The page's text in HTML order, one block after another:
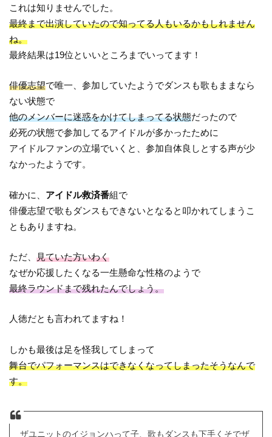
これは知りませんでした。
最終まで出演していたので知ってる人もいるかもしれません
ね。
最終結果は19位といいところまでいってます！
俳優志望で唯一、参加していたようでダンスも歌もままなら
ない状態で
他のメンバーに迷惑をかけてしまってる状態だったので
必死の状態で参加してるアイドルが多かったために
アイドルファンの立場でいくと、参加自体良しとする声が少
なかったようです。
確かに、 アイドル救済番組で
俳優志望で歌もダンスもできないとなると叩かれてしまうこ
ともありますね。
ただ、見ていた方いわく
なぜか応援したくなる一生懸命な性格のようで
最終ラウンドまで残れたんでしょう。
人徳だとも言われてますね！
しかも最後は足を怪我してしまって
舞台でパフォーマンスはできなくなってしまったそうなんで
す。
ザユニットのイジョンハって子、歌もダンスも下手くそでザ